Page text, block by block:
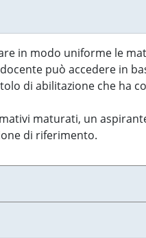
in modo uniforme le
può accedere in
di abilitazione che ha
maturati, un
di riferimento.